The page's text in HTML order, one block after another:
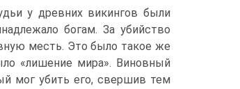
у древних викингов были
богам. За убийство
месть. Это было такое же
«лишение мира». Виновный
мог убить его, свершив тем